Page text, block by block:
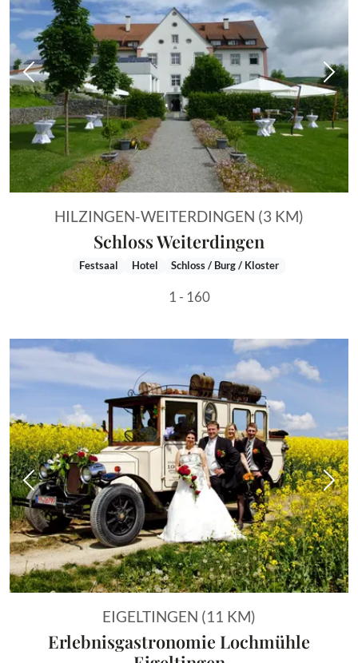
Vorheriges Bild
HILZINGEN-WEITERDINGEN (3 KM)
Schloss Weiterdingen
Festsaal Hotel Schloss / Burg / Kloster
1 - 160
Vorheriges Bild
EIGELTINGEN (11 KM)
Erlebnisgastronomie Lochmühle